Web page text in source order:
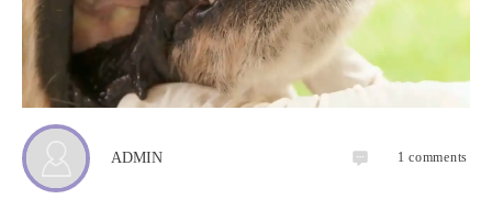
ADMIN 1 comments